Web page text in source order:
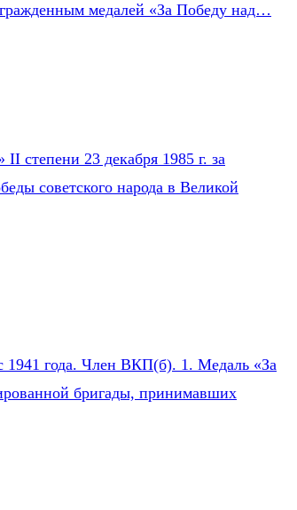
медалей «За Победу над…
23 декабря 1985 г. за
советского народа в Великой
года. Член ВКП(б). 1. Медаль «За
бригады, принимавших